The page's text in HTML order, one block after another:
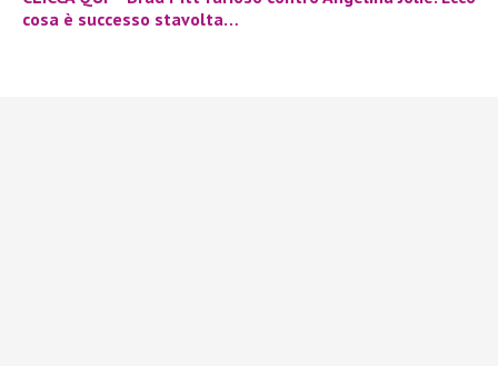
cosa è successo stavolta…